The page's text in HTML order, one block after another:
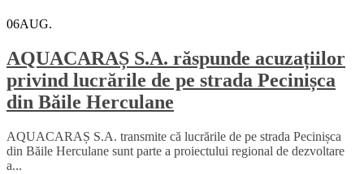
06AUG.
AQUACARAȘ S.A. răspunde acuzațiilor
privind lucrările de pe strada Pecinișca
din Băile Herculane
AQUACARAȘ S.A. transmite că lucrările de pe strada Pecinișca
din Băile Herculane sunt parte a proiectului regional de dezvoltare
a...